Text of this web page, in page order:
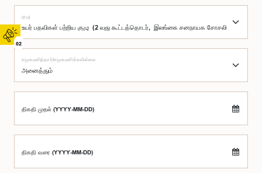
02
குழு
சமூகமளித்தார்/சமூகமளிக்கவில்லை
திகதி முதல் (YYYY-MM-DD)
திகதி வரை (YYYY-MM-DD)